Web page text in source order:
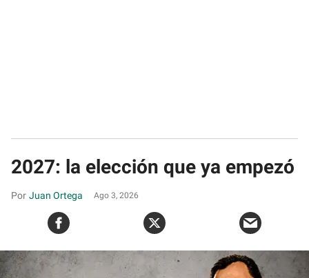
2027: la elección que ya empezó
Juan Ortega Ago 3, 2026